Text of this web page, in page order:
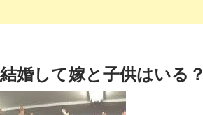
結婚して嫁と子供はいる？